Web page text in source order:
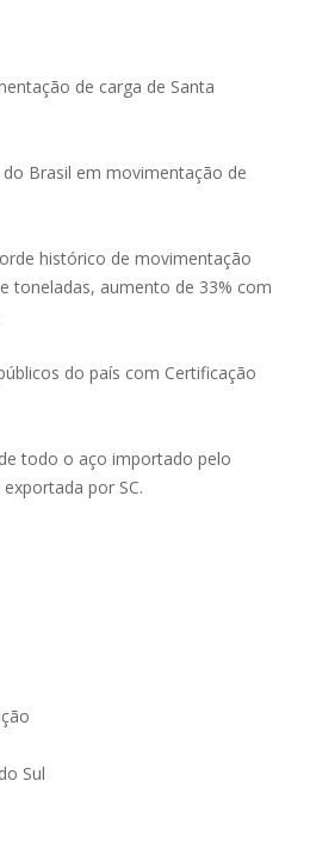
de carga de Santa
Brasil em movimentação de
histórico de movimentação
toneladas, aumento de 33% com
do país com Certificação
todo o aço importado pelo
por SC.
Sul